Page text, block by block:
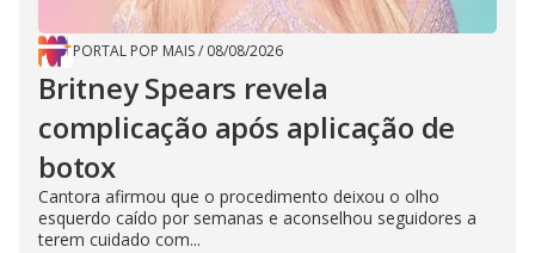
PORTAL POP MAIS/ 08/08/2026
Britney Spears revela
complicação após aplicação de
botox
Cantora afirmou que o procedimento deixou o olho
esquerdo caído por semanas e aconselhou seguidores a
terem cuidado com...